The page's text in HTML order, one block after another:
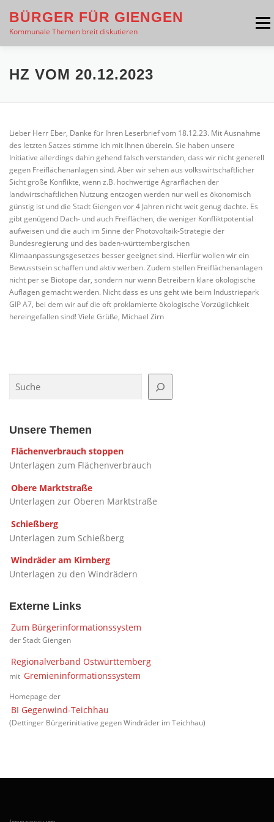
Inhalt
springen
BÜRGER FÜR GIENGEN
Kommunale Themen breit diskutieren
Menü
THEMEN PRESSE ÜBER UNS
KONTAKT
HZ VOM 20.12.2023
Lieber Herr Eber, Danke für Ihren Leserbrief vom 18.12.23. Mit Ausnahme
des letzten Satzes stimme ich mit Ihnen überein. Sie haben unsere
Initiative allerdings dahin gehend falsch verstanden, dass wir nicht generell
gegen Freiflächenanlagen sind. Aber wir sehen aus volkswirtschaftlicher
Sicht große Konflikte, wenn z.B. hochwertige Agrarflächen der
landwirtschaftlichen Nutzung entzogen werden nur weil es ökonomisch
günstig ist und die Stadt Giengen vor 4 Jahren nicht weit genug dachte. Es
gibt genügend Dach- und auch Freiflächen, die weniger Konfliktpotential
aufweisen und die auch im Sinne der Photovoltaik-Strategie der
Bundesregierung und des baden-württembergischen
Klimaanpassungsgesetzes besser geeignet sind. Hierfür wollen wir ein
Bewusstsein schaffen und aktiv werben. Zudem stellen Freiflächenanlagen
nicht per se Biotope dar, sondern nur wenn Betreibern klare ökologische
Auflagen gemacht werden. Nicht dass es uns geht wie beim Industriepark
GIP A7, bei dem wir auf die oft proklamierte ökologische Vorzüglichkeit
hereingefallen sind! Viele Grüße, Michael Zirn
Unsere Themen
Flächenverbrauch stoppen
Unterlagen zum Flächenverbrauch
Obere Marktstraße
Unterlagen zur Oberen Marktstraße
Schießberg
Unterlagen zum Schießberg
Windräder am Kirnberg
Unterlagen zu den Windrädern
Externe Links
Zum Bürgerinformationssystem
der Stadt Giengen
Regionalverband Ostwürttemberg
mit Gremieninformationssystem
Homepage der
BI Gegenwind-Teichhau
(Dettinger Bürgerinitiative gegen Windräder im Teichhau)